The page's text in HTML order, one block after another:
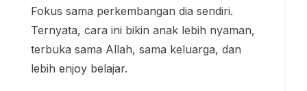
Fokus sama perkembangan dia sendiri.
Ternyata, cara ini bikin anak lebih nyaman,
terbuka sama Allah, sama keluarga, dan
lebih enjoy belajar.